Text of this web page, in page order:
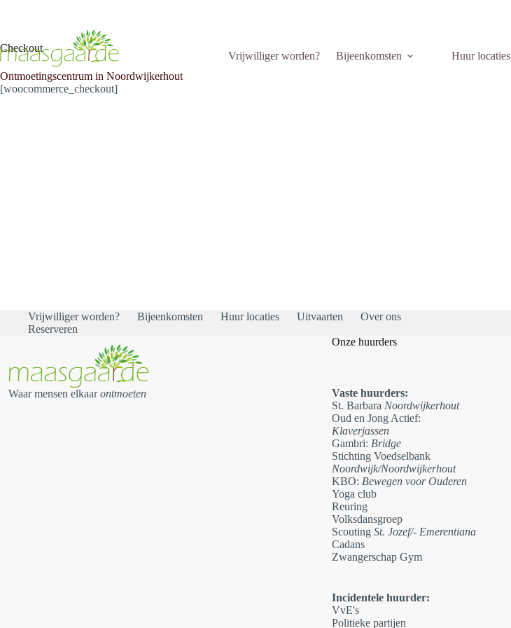
Ontmoetingscentrum in Noordwijkerhout
Vrijwilliger worden? Bijeenkomsten Huur locaties
Checkout
[woocommerce_checkout]
Vrijwilliger worden? Bijeenkomsten Huur locaties Uitvaarten
Over ons
Reserveren
Waar mensen elkaarontmoeten
Onze huurders
Vaste huurders:
St. Barbara Noordwijkerhout
Oud en Jong Actief:
Klaverjassen
Gambri: Bridge
Stichting Voedselbank
Noordwijk/Noordwijkerhout
KBO: Bewegen voor Ouderen
Yoga club
Reuring
Volksdansgroep
Scouting St. Jozef/- Emerentiana
Cadans
Zwangerschap Gym
Incidentele huurder:
VvE's
Politieke partijen